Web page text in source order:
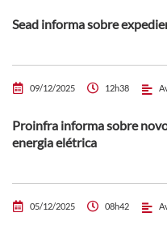
Sead informa sobre
09/12/2025 12h38
Proinfra informa sobre
energia elétrica
05/12/2025 08h42